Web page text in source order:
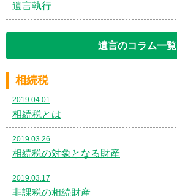
遺言執行
遺言のコラム一覧
相続税
2019.04.01
相続税とは
2019.03.26
相続税の対象となる財産
2019.03.17
非課税の相続財産